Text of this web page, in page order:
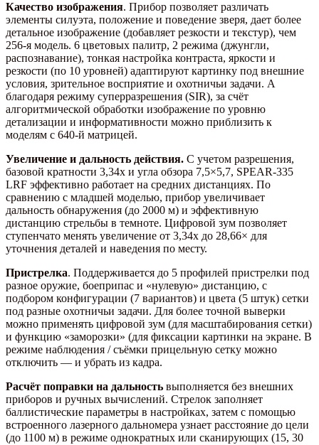
Качество изображения. Прибор позволяет различать
элементы силуэта, положение и поведение зверя, дает более
детальное изображение (добавляет резкости и текстур), чем
256-я модель. 6 цветовых палитр, 2 режима (джунгли,
распознавание), тонкая настройка контраста, яркости и
резкости (по 10 уровней) адаптируют картинку под внешние
условия, зрительное восприятие и охотничьи задачи. А
благодаря режиму суперразрешения (SIR), за счёт
алгоритмической обработки изображение по уровню
детализации и информативности можно приблизить к
моделям с 640-й матрицей.
Увеличение и дальность действия. С учетом разрешения,
базовой кратности 3,34x и угла обзора 7,5×5,7, SPEAR-335
LRF эффективно работает на средних дистанциях. По
сравнению с младшей моделью, прибор увеличивает
дальность обнаружения (до 2000 м) и эффективную
дистанцию стрельбы в темноте. Цифровой зум позволяет
ступенчато менять увеличение от 3,34x до 28,66× для
уточнения деталей и наведения по месту.
Пристрелка. Поддерживается до 5 профилей пристрелки под
разное оружие, боеприпас и «нулевую» дистанцию, с
подбором конфигурации (7 вариантов) и цвета (5 штук) сетки
под разные охотничьи задачи. Для более точной выверки
можно применять цифровой зум (для масштабирования сетки)
и функцию «заморозки» (для фиксации картинки на экране. В
режиме наблюдения / съёмки прицельную сетку можно
отключить — и убрать из кадра.
Расчёт поправки на дальность выполняется без внешних
приборов и ручных вычислений. Стрелок заполняет
баллистические параметры в настройках, затем с помощью
встроенного лазерного дальномера узнает расстояние до цели
(до 1100 м) в режиме однократных или сканирующих (15, 30